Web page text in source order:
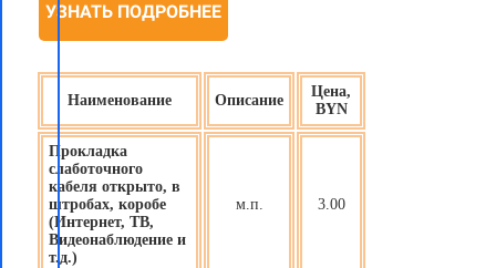
УЗНАТЬ ПОДРОБНЕЕ
Наименование Описание
Цена,
BYN
Прокладка
слаботочного
кабеля открыто, в
штробах, коробе
(Интернет, ТВ,
Видеонаблюдение и
т.д.)
м.п. 3.00